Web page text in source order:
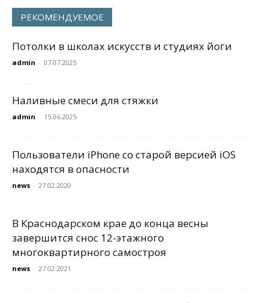
РЕКОМЕНДУЕМОЕ
Потолки в школах искусств и студиях йоги
admin - 07.07.2025
Наливные смеси для стяжки
admin - 15.06.2025
Пользователи iPhone со старой версией iOS
находятся в опасности
news - 27.02.2020
В Краснодарском крае до конца весны
завершится снос 12-этажного
многоквартирного самостроя
news - 27.02.2021